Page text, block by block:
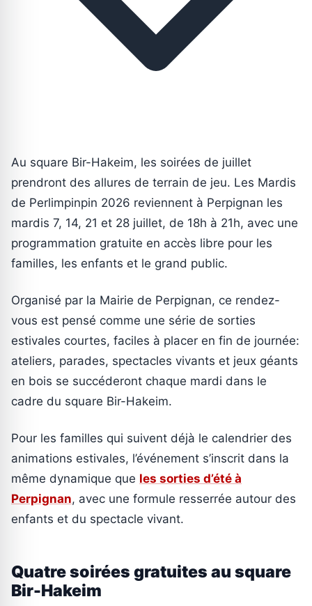
Au square Bir-Hakeim, les soirées de juillet
prendront des allures de terrain de jeu. Les Mardis
de Perlimpinpin 2026 reviennent à Perpignan les
mardis 7, 14, 21 et 28 juillet, de 18h à 21h, avec une
programmation gratuite en accès libre pour les
familles, les enfants et le grand public.
Organisé par la Mairie de Perpignan, ce rendez-
vous est pensé comme une série de sorties
estivales courtes, faciles à placer en fin de journée:
ateliers, parades, spectacles vivants et jeux géants
en bois se succéderont chaque mardi dans le
cadre du square Bir-Hakeim.
Pour les familles qui suivent déjà le calendrier des
animations estivales, l’événement s’inscrit dans la
même dynamique que les sorties d’été à
Perpignan, avec une formule resserrée autour des
enfants et du spectacle vivant.
Quatre soirées gratuites au square
Bir-Hakeim